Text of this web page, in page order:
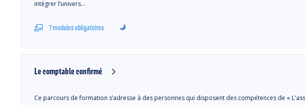
intégrer l’univers…
7 modules obligatoires
Le comptable confirmé
Ce parcours de formation s’adresse à des personnes qui disposent des compétences de «